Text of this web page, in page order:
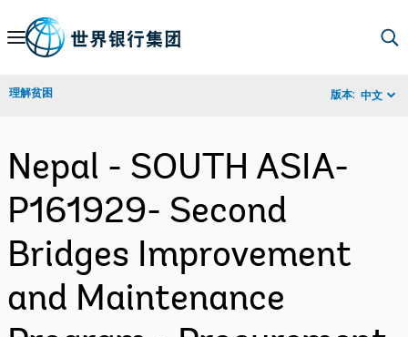
Skip
Navigation
理解贫困 版本: 中文
Nepal - SOUTH ASIA-
P161929- Second
Bridges Improvement
and Maintenance